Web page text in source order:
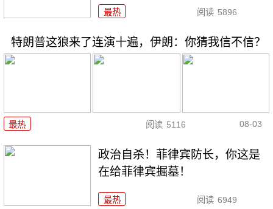
最热 阅读 5896
特朗普这狼来了连演十遍，伊朗：你猜我信不信？
最热 阅读 5116 08-03
政治自杀！菲律宾防长，你这是
在给菲律宾掘墓！
最热 阅读 6949